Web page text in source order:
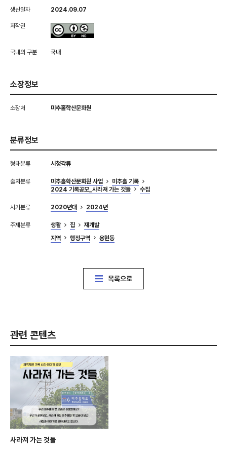
생산일자 2024.09.07
저작권
국내외 구분 국내
소장정보
소장처 미추홀학산문화원
분류정보
형태분류 시청각류
출처분류 미추홀학산문화원 사업
미추홀 기록
2024 기록공모_사라져 가는 것들
수집
시기분류 2020년대 2024년
주제분류 생활 집
재개발
지역
행정구역 용현동
목록으로
관련 콘텐츠
사라져 가는 것들